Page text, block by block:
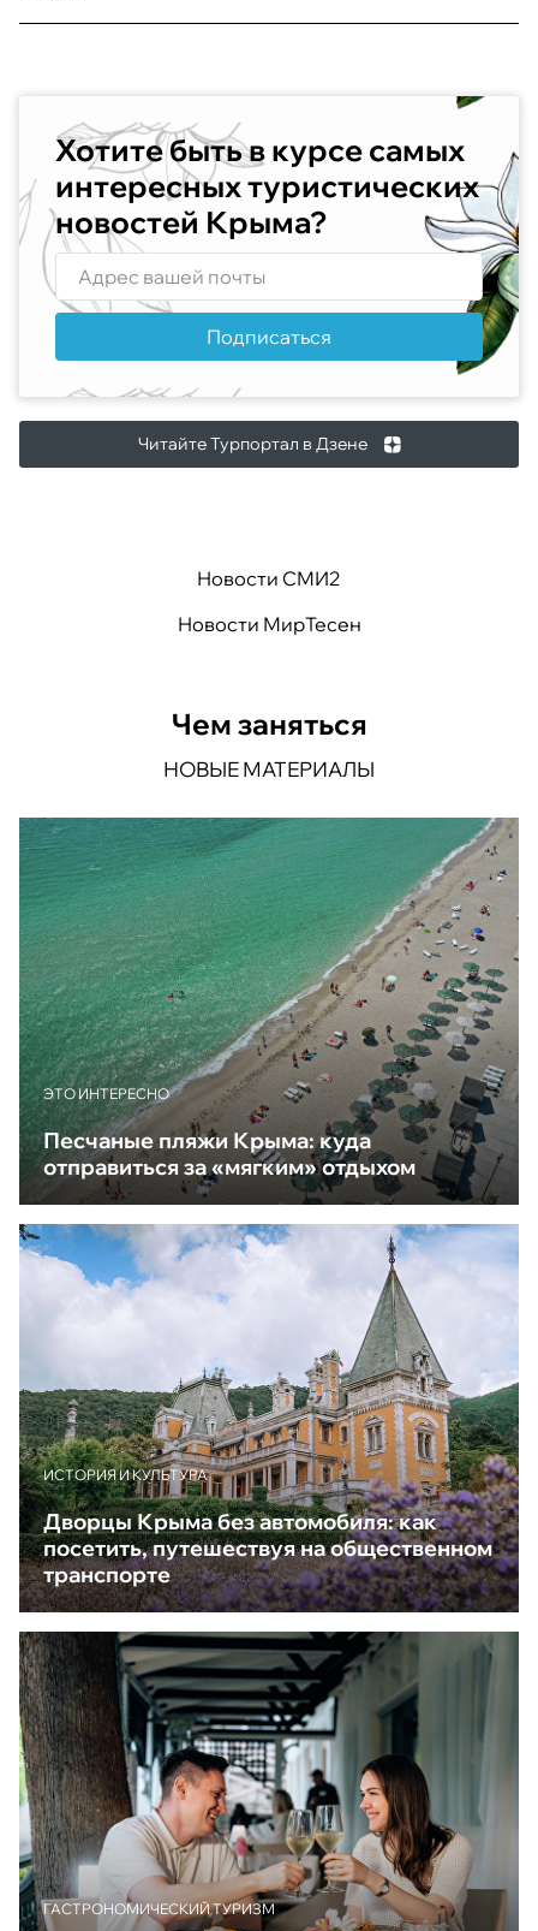
Хотите быть в курсе самых
интересных туристических
новостей Крыма?
Подписаться
Читайте Турпортал в Дзене
Новости СМИ2
Новости МирТесен
Чем заняться
НОВЫЕ МАТЕРИАЛЫ
ЭТО ИНТЕРЕСНО
Песчаные пляжи Крыма: куда
отправиться за «мягким» отдыхом
ИСТОРИЯ И КУЛЬТУРА
Дворцы Крыма без автомобиля: как
посетить, путешествуя на общественном
транспорте
ГАСТРОНОМИЧЕСКИЙ ТУРИЗМ